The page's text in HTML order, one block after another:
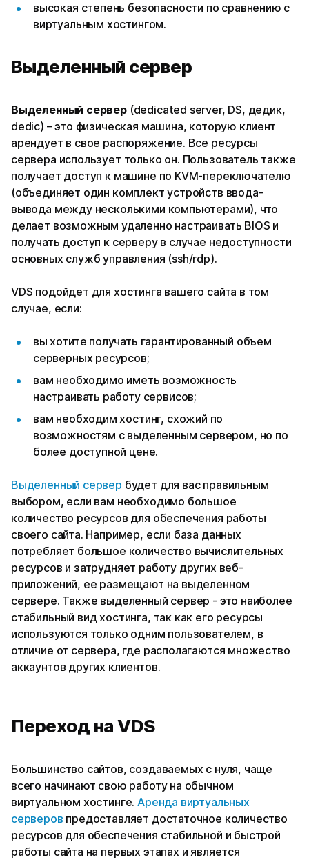
высокая степень безопасности по сравнению с
виртуальным хостингом.
Выделенный сервер
Выделенный сервер(dedicated server, DS, дедик,
dedic) – это физическая машина, которую клиент
арендует в свое распоряжение. Все ресурсы
сервера использует только он. Пользователь также
получает доступ к машине по KVM-переключателю
(объединяет один комплект устройств ввода-
вывода между несколькими компьютерами), что
делает возможным удаленно настраивать BIOS и
получать доступ к серверу в случае недоступности
основных служб управления (ssh/rdp).
VDS подойдет для хостинга вашего сайта в том
случае, если:
вы хотите получать гарантированный объем
серверных ресурсов;
вам необходимо иметь возможность
настраивать работу сервисов;
вам необходим хостинг, схожий по
возможностям с выделенным сервером, но по
более доступной цене.
Выделенный сервер будет для вас правильным
выбором, если вам необходимо большое
количество ресурсов для обеспечения работы
своего сайта. Например, если база данных
потребляет большое количество вычислительных
ресурсов и затрудняет работу других веб-
приложений, ее размещают на выделенном
сервере. Также выделенный сервер - это наиболее
стабильный вид хостинга, так как его ресурсы
используются только одним пользователем, в
отличие от сервера, где располагаются множество
аккаунтов других клиентов.
Переход на VDS
Большинство сайтов, создаваемых с нуля, чаще
всего начинают свою работу на обычном
виртуальном хостинге.Аренда виртуальных
серверов предоставляет достаточное количество
ресурсов для обеспечения стабильной и быстрой
работы сайта на первых этапах и является